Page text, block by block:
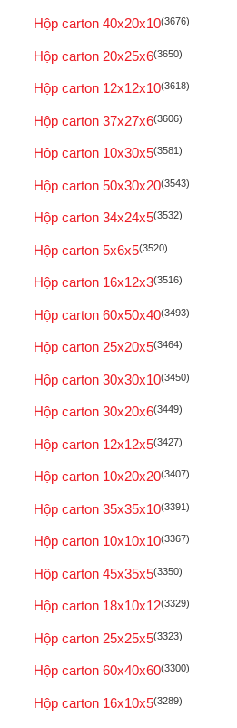
Hộp carton 40x20x10(3676)
Hộp carton 20x25x6(3650)
Hộp carton 12x12x10(3618)
Hộp carton 37x27x6(3606)
Hộp carton 10x30x5(3581)
Hộp carton 50x30x20(3543)
Hộp carton 34x24x5(3532)
Hộp carton 5x6x5(3520)
Hộp carton 16x12x3(3516)
Hộp carton 60x50x40(3493)
Hộp carton 25x20x5(3464)
Hộp carton 30x30x10(3450)
Hộp carton 30x20x6(3449)
Hộp carton 12x12x5(3427)
Hộp carton 10x20x20(3407)
Hộp carton 35x35x10(3391)
Hộp carton 10x10x10(3367)
Hộp carton 45x35x5(3350)
Hộp carton 18x10x12(3329)
Hộp carton 25x25x5(3323)
Hộp carton 60x40x60(3300)
Hộp carton 16x10x5(3289)